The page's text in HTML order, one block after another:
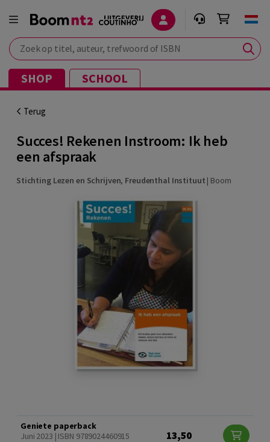
Zoek op titel, auteur, trefwoord of ISBN
SHOP SCHOOL
Terug
Succes! Rekenen Instroom: Ik heb
een afspraak
Stichting Lezen en Schrijven, Freudenthal Instituut | Boom
Geniete paperback
Juni 2023 | ISBN 9789024460915
13,50